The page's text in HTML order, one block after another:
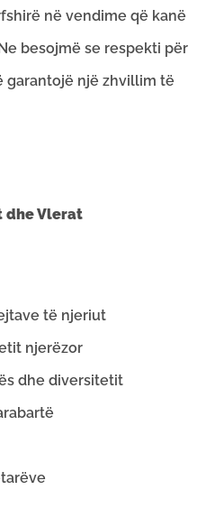
në vendime që kanë
besojmë se respekti për
garantojë një zhvillim të
dhe Vlerat
të njeriut
njerëzor
dhe diversitetit